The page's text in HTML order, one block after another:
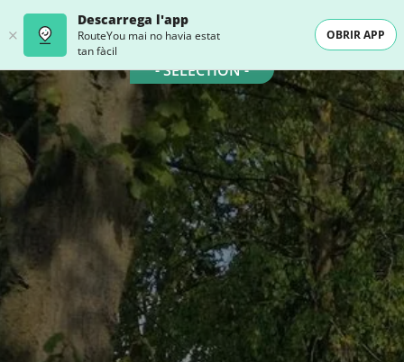
Descarrega l'app
RouteYou mai no havia estat
tan fàcil
OBRIR APP
- SELECTION -